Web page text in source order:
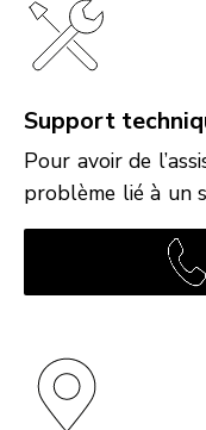
Support
Pour avoir de
problème lié à un